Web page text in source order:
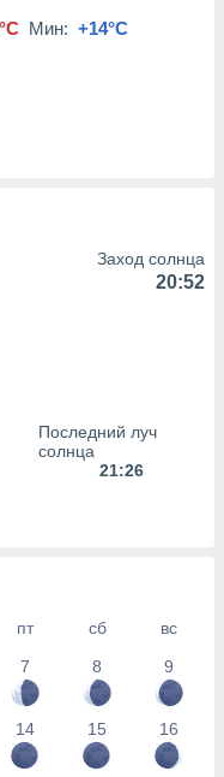
Мин: +14°C
Заход солнца
20:52
Последний луч
солнца
21:26
пт сб
вс
7
8 9
14 15 16